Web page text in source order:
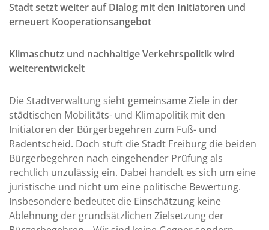
Stadt setzt weiter auf Dialog mit den Initiatoren und
erneuert Kooperationsangebot
Klimaschutz und nachhaltige Verkehrspolitik wird
weiterentwickelt
Die Stadtverwaltung sieht gemeinsame Ziele in der
städtischen Mobilitäts- und Klimapolitik mit den
Initiatoren der Bürgerbegehren zum Fuß- und
Radentscheid. Doch stuft die Stadt Freiburg die beiden
Bürgerbegehren nach eingehender Prüfung als
rechtlich unzulässig ein. Dabei handelt es sich um eine
juristische und nicht um eine politische Bewertung.
Insbesondere bedeutet die Einschätzung keine
Ablehnung der grundsätzlichen Zielsetzung der